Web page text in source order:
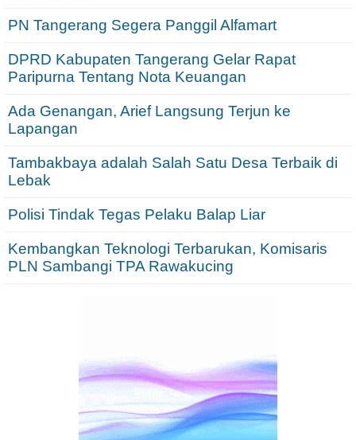
PN Tangerang Segera Panggil Alfamart
DPRD Kabupaten Tangerang Gelar Rapat
Paripurna Tentang Nota Keuangan
Ada Genangan, Arief Langsung Terjun ke
Lapangan
Tambakbaya adalah Salah Satu Desa Terbaik di
Lebak
Polisi Tindak Tegas Pelaku Balap Liar
Kembangkan Teknologi Terbarukan, Komisaris
PLN Sambangi TPA Rawakucing